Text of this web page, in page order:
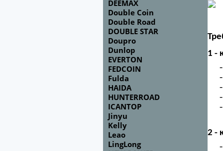
DEEMAX
Double Coin
Double Road
DOUBLE STAR
Doupro
Dunlop
EVERTON
FEDCOIN
Fulda
HAIDA
HUNTERROAD
ICANTOP
Jinyu
Kelly
Leao
LingLong
1 -
-
-
-
-
-
2 -
-